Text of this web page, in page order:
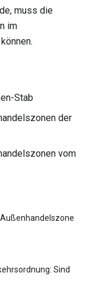
muss die
im
Stab
der
vom
Sind